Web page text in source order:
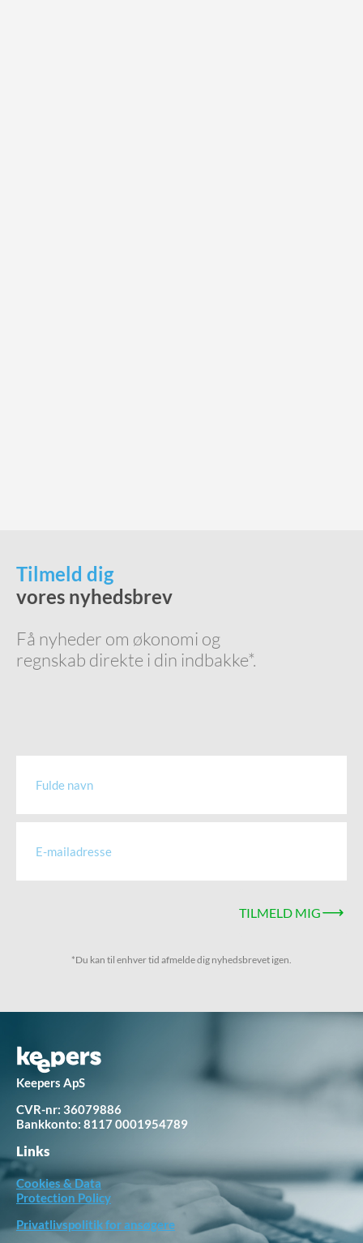
Tilmeld dig
vores nyhedsbrev
Få nyheder om økonomi og
regnskab direkte i din indbakke*.
TILMELD MIG
*Du kan til enhver tid afmelde dig nyhedsbrevet igen.
Keepers ApS
CVR-nr: 36079886
Bankkonto: 8117 0001954789
Links
Cookies & Data
Protection Policy
Privatlivspolitik for ansøgere